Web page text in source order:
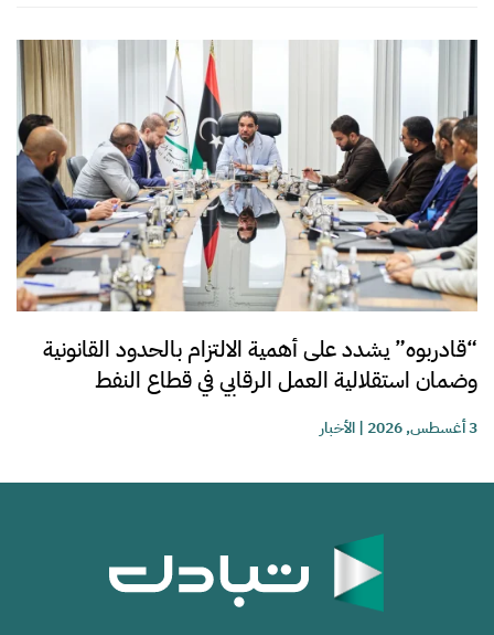
“قادربوه” يشدد على أهمية الالتزام بالحدود القانونية
وضمان استقلالية العمل الرقابي في قطاع النفط
3 أغسطس, 2026 |الأخبار